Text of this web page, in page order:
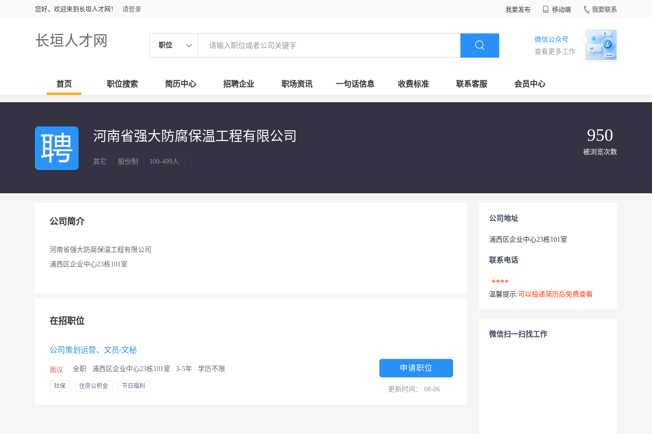
您好，欢迎来到长垣人才网！ 请登录 我要发布 移动端 我要联系
长垣人才网 职位
微信公众号
查看更多工作
首页 职位搜索 简历中心 招聘企业 职场资讯 一句话信息 收费标准 联系客服 会员中心
河南省强大防腐保温工程有限公司
其它 股份制 100-499人
950
被浏览次数
公司简介
河南省强大防腐保温工程有限公司
浦西区企业中心23栋101室
在招职位
公司策划运营、文员/文秘
面议 全职 浦西区企业中心23栋101室 3-5年 学历不限
社保 住房公积金 节日福利
申请职位
更新时间： 08-06
公司地址
浦西区企业中心23栋101室
联系电话
****
温馨提示: 可以投递简历后免费查看
微信扫一扫找工作